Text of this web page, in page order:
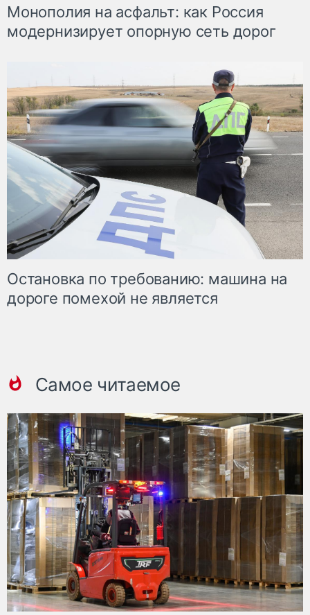
Монополия на асфальт: как Россия
модернизирует опорную сеть дорог
Остановка по требованию: машина на
дороге помехой не является
Самое читаемое